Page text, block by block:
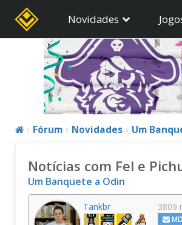
Novidades
Fórum Novidades Um
Notícias com Fel e
Um Banquete a Odin
Tankbr 3809
MD